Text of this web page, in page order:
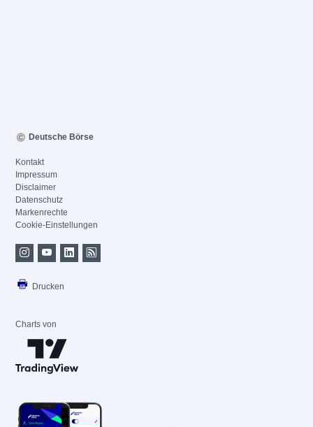
Deutsche Börse
Kontakt
Impressum
Disclaimer
Datenschutz
Markenrechte
Cookie-Einstellungen
Drucken
Charts von